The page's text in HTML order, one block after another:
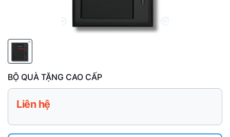
BỘ QUÀ TẶNG CAO CẤP
Liên hệ